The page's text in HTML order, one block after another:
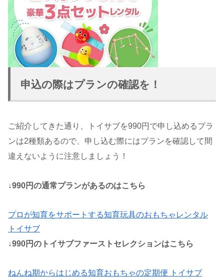
申込の際はプランの確認を！
ご紹介してきた通り、トイサブを990円で申し込めるプラ
ンは2種類あるので、申し込む際にはプランを確認して間
違えないように注意しましょう！
↓990円の通常プランがあるのはこちら
プロが知育をサポートする知育玩具のおもちゃレンタル
トイサブ
↓990円のトイサブファーストセレクションはこちら
ねんね期からはじめる知育おもちゃの定期便 トイサブ